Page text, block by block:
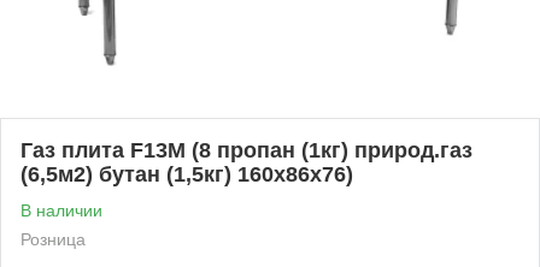
Газ плита F13M (8 пропан (1кг) природ.газ
(6,5м2) бутан (1,5кг) 160х86х76)
В наличии
Розница